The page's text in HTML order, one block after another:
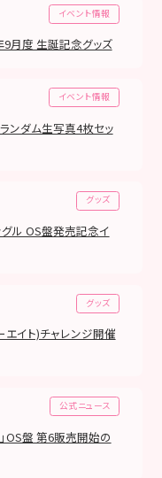
イベント情報
9月度 生誕記念グッズ
イベント情報
ンダム生写真4枚セッ
グッズ
グル OS盤発売記念イ
グッズ
イト)チャレンジ開催
公式ニュース
OS盤 第6販売開始の